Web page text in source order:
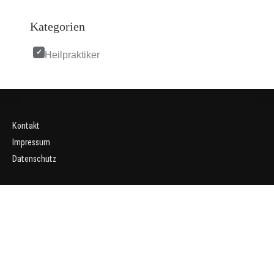
Kategorien
Heilpraktiker
Kontakt
Impressum
Datenschutz